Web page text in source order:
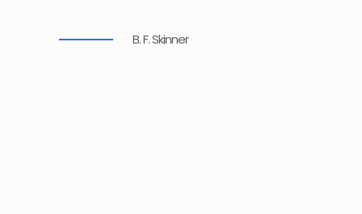
B. F. Skinner